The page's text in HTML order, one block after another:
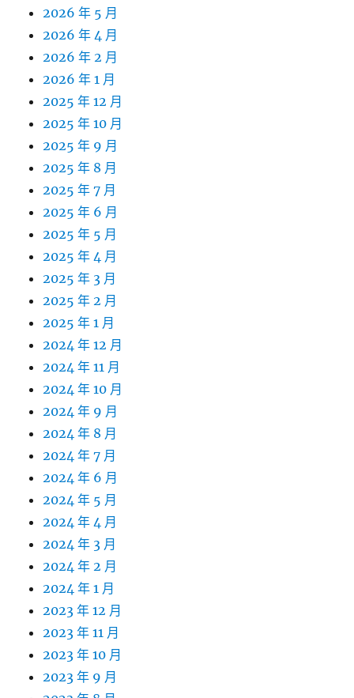
2026 年 5 月
2026 年 4 月
2026 年 2 月
2026 年 1 月
2025 年 12 月
2025 年 10 月
2025 年 9 月
2025 年 8 月
2025 年 7 月
2025 年 6 月
2025 年 5 月
2025 年 4 月
2025 年 3 月
2025 年 2 月
2025 年 1 月
2024 年 12 月
2024 年 11 月
2024 年 10 月
2024 年 9 月
2024 年 8 月
2024 年 7 月
2024 年 6 月
2024 年 5 月
2024 年 4 月
2024 年 3 月
2024 年 2 月
2024 年 1 月
2023 年 12 月
2023 年 11 月
2023 年 10 月
2023 年 9 月